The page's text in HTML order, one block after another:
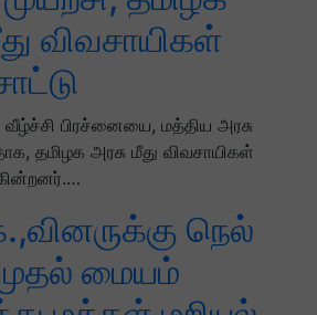
விவசாயிகள்
பிரச்னையை, மத்திய அரசு
தமிழக அரசு மீது விவசாயிகள்
நெல்
மையம்